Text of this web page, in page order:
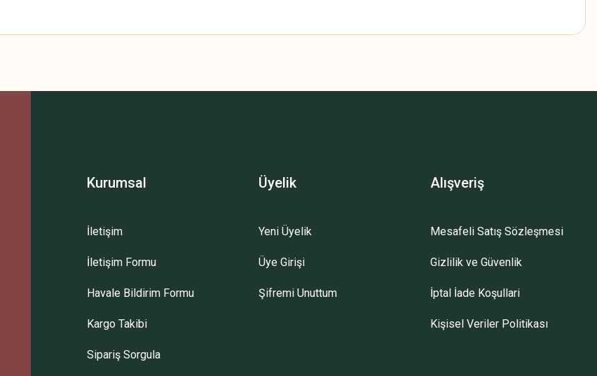
Bu ürüne ilk yorumu siz yapın!
Gönder
Kurumsal
İletişim
İletişim Formu
Havale Bildirim Formu
Kargo Takibi
Sipariş Sorgula
Üyelik
Yeni Üyelik
Üye Girişi
Şifremi Unuttum
Alışveriş
Mesafeli Satış Sözleşmesi
Gizlilik ve Güvenlik
İptal İade Koşullari
Kişisel Veriler Politikası